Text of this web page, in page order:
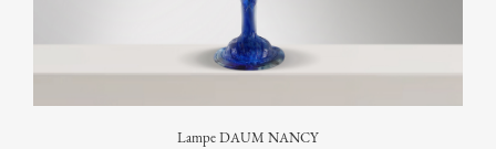
Lampe DAUM NANCY